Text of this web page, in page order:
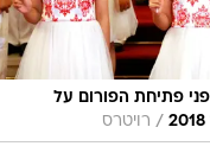
פתיחת הפורום על
/ רויטרס